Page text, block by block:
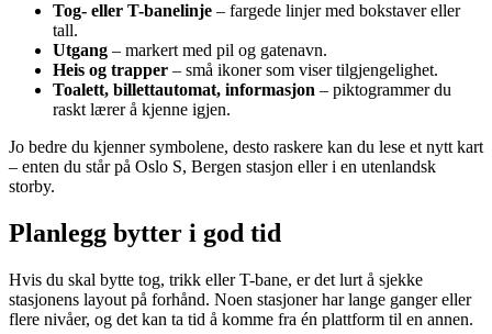
Tog- eller T-banelinje – fargede linjer med bokstaver eller
tall.
Utgang – markert med pil og gatenavn.
Heis og trapper – små ikoner som viser tilgjengelighet.
Toalett, billettautomat, informasjon – piktogrammer du
raskt lærer å kjenne igjen.
Jo bedre du kjenner symbolene, desto raskere kan du lese et nytt kart
– enten du står på Oslo S, Bergen stasjon eller i en utenlandsk
storby.
Planlegg bytter i god tid
Hvis du skal bytte tog, trikk eller T-bane, er det lurt å sjekke
stasjonens layout på forhånd. Noen stasjoner har lange ganger eller
flere nivåer, og det kan ta tid å komme fra én plattform til en annen.